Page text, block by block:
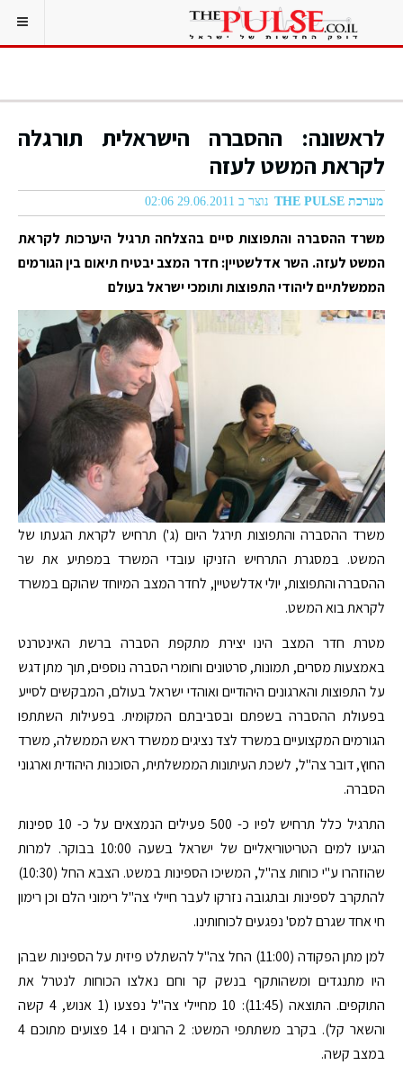
לראשונה: ההסברה הישראלית תורגלה
לקראת המשט לעזה
מערכת THE PULSE נוצר ב 29.06.2011 02:06
משרד ההסברה והתפוצות סיים בהצלחה תרגיל היערכות לקראת
המשט לעזה. השר אדלשטיין: חדר המצב יבטיח תיאום בין הגורמים
הממשלתיים ליהודי התפוצות ותומכי ישראל בעולם
משרד ההסברה והתפוצות תירגל היום (ג') תרחיש לקראת הגעתו של
המשט. במסגרת התרחיש הזניקו עובדי המשרד במפתיע את שר
ההסברה והתפוצות, יולי אדלשטיין, לחדר המצב המיוחד שהוקם במשרד
לקראת בוא המשט.
מטרת חדר המצב הינו יצירת מתקפת הסברה ברשת האינטרנט
באמצעות מסרים, תמונות, סרטונים וחומרי הסברה נוספים, תוך מתן דגש
על התפוצות והארגונים היהודיים ואוהדי ישראל בעולם, המבקשים לסייע
בפעולת ההסברה בשפתם ובסביבתם המקומית. בפעילות השתתפו
הגורמים המקצועיים במשרד לצד נציגים ממשרד ראש הממשלה, משרד
החוץ, דובר צה"ל, לשכת העיתונות הממשלתית, הסוכנות היהודית וארגוני
הסברה.
התרגיל כלל תרחיש לפיו כ- 500 פעילים הנמצאים על כ- 10 ספינות
הגיעו למים הטריטוריאליים של ישראל בשעה 10:00 בבוקר. למרות
שהוזהרו ע"י כוחות צה"ל, המשיכו הספינות במשט. הצבא החל (10:30)
להתקרב לספינות ובתגובה נזרקו לעבר חיילי צה"ל רימוני הלם וכן רימון
חי אחד שגרם למס' נפגעים לכוחותינו.
למן מתן הפקודה (11:00) החל צה"ל להשתלט פיזית על הספינות שבהן
היו מתנגדים ומשהותקף בנשק קר וחם נאלצו הכוחות לנטרל את
התוקפים. התוצאה (11:45): 10 מחיילי צה"ל נפצעו (1 אנוש, 4 קשה
והשאר קל). בקרב משתתפי המשט: 2 הרוגים ו 14 פצועים מתוכם 4
במצב קשה.